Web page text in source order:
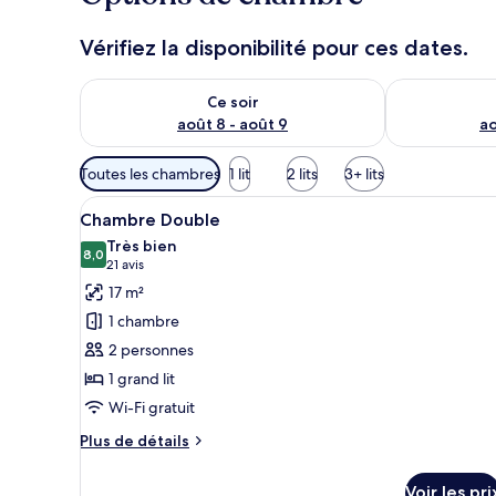
Vérifiez la disponibilité pour ces dates.
Ce soir
août 8 - août 9
Vérifier la disponibilité pour ce soir août 8 - août 9
Vérifier la
Filtres
disponibles
pour
les
chambres
Toutes les chambres 1 lit 2 lits 3+ lits
Afficher
toutes
les
photos
pour
ce
type
de
chambre :
Chambre
Une chambre d’hôtel avec
13
Chambre Double
8,08,0 sur 10
Très bien
21 avis
(21 avis)
17 m²
1 chambre
2 personnes
1 grand lit
Wi-Fi gratuit
Plus de détails
Plus